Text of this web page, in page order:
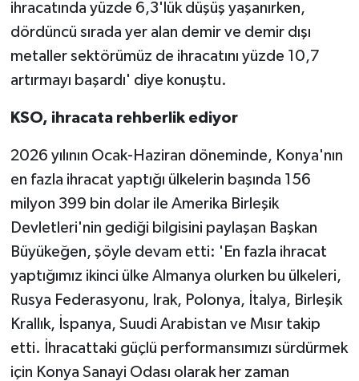
ihracatında yüzde 6,3'lük düşüş yaşanırken,
dördüncü sırada yer alan demir ve demir dışı
metaller sektörümüz de ihracatını yüzde 10,7
artırmayı başardı' diye konuştu.
KSO, ihracata rehberlik ediyor
2026 yılının Ocak-Haziran döneminde, Konya'nın
en fazla ihracat yaptığı ülkelerin başında 156
milyon 399 bin dolar ile Amerika Birleşik
Devletleri'nin gediği bilgisini paylaşan Başkan
Büyükeğen, şöyle devam etti: 'En fazla ihracat
yaptığımız ikinci ülke Almanya olurken bu ülkeleri,
Rusya Federasyonu, Irak, Polonya, İtalya, Birleşik
Krallık, İspanya, Suudi Arabistan ve Mısır takip
etti. İhracattaki güçlü performansımızı sürdürmek
için Konya Sanayi Odası olarak her zaman